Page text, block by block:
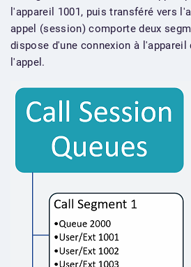
l'appareil 1001, puis transféré vers
appel (session) comporte deux
dispose d'une connexion à l'appareil
l'appel.